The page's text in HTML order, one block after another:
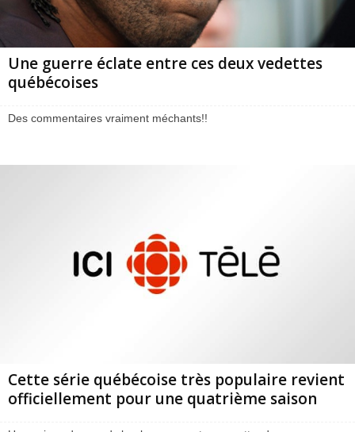
Une guerre éclate entre ces deux vedettes
québécoises
Des commentaires vraiment méchants!!
Cette série québécoise très populaire revient
officiellement pour une quatrième saison